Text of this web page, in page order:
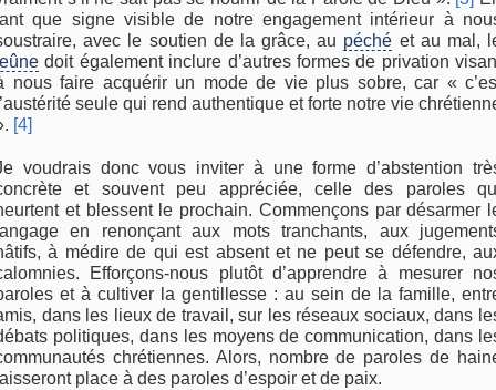
que signe visible de notre engagement intérieur à
avec le soutien de la grâce, au péché et au mal,
doit également inclure d’autres formes de privation
nous faire acquérir un mode de vie plus sobre, car «
seule qui rend authentique et forte notre vie
[4]
voudrais donc vous inviter à une forme d’abstention
et souvent peu appréciée, celle des paroles
et blessent le prochain. Commençons par désarmer
en renonçant aux mots tranchants, aux
à médire de qui est absent et ne peut se défendre,
Efforçons-nous plutôt d’apprendre à mesurer
et à cultiver la gentillesse : au sein de la famille,
dans les lieux de travail, sur les réseaux sociaux, dans
politiques, dans les moyens de communication, dans
chrétiennes. Alors, nombre de paroles de
place à des paroles d’espoir et de paix.